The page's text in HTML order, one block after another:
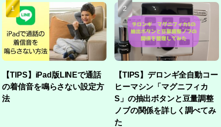
【TIPS】iPad版LINEで通話
の着信音を鳴らさない設定方
法
【TIPS】デロンギ全自動コー
ヒーマシン「マグニフィカ
S」の抽出ボタンと豆量調整
ノブの関係を詳しく調べてみ
た